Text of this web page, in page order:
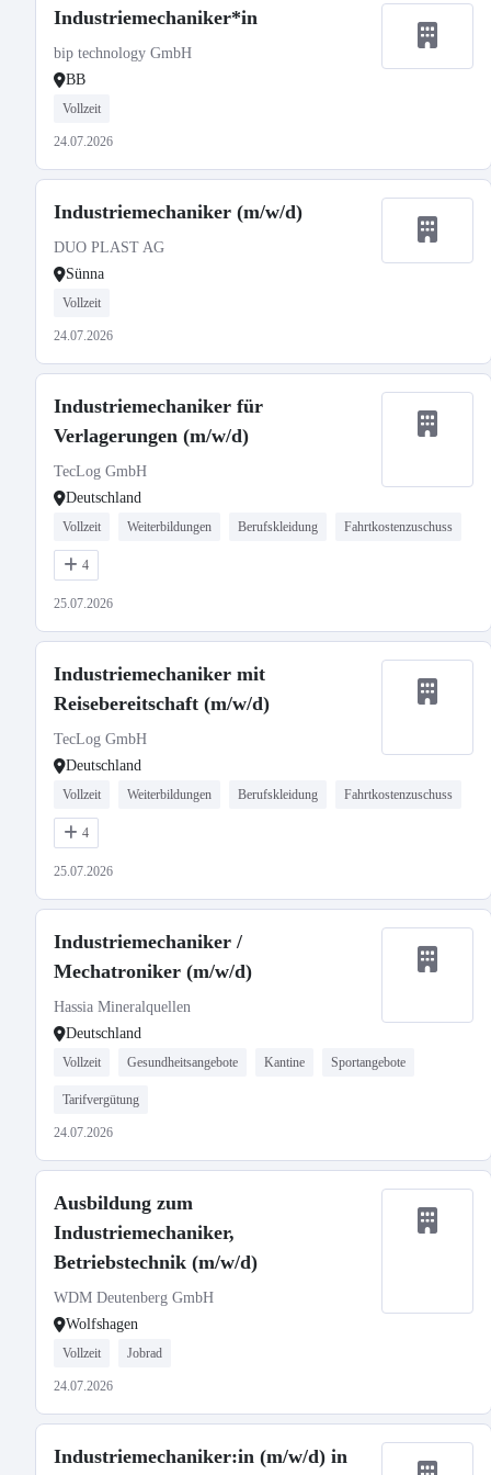
Industriemechaniker*in
bip technology GmbH
BB
Vollzeit
24.07.2026
Industriemechaniker (m/w/d)
DUO PLAST AG
Sünna
Vollzeit
24.07.2026
Industriemechaniker für
Verlagerungen (m/w/d)
TecLog GmbH
Deutschland
Vollzeit Weiterbildungen Berufskleidung Fahrtkostenzuschuss
4
25.07.2026
Industriemechaniker mit
Reisebereitschaft (m/w/d)
TecLog GmbH
Deutschland
Vollzeit Weiterbildungen Berufskleidung Fahrtkostenzuschuss
4
25.07.2026
Industriemechaniker /
Mechatroniker (m/w/d)
Hassia Mineralquellen
Deutschland
Vollzeit Gesundheitsangebote Kantine Sportangebote
Tarifvergütung
24.07.2026
Ausbildung zum
Industriemechaniker,
Betriebstechnik (m/w/d)
WDM Deutenberg GmbH
Wolfshagen
Vollzeit Jobrad
24.07.2026
Industriemechaniker:in (m/w/d) in